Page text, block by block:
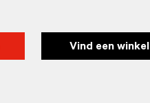
Vind een winkel